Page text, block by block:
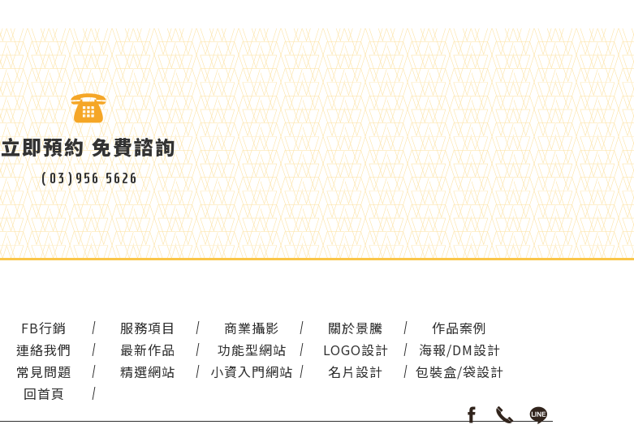
立即預約 免費諮詢
(03)956 5626
FB行銷 服務項目 商業攝影 關於景騰
作品案例
連絡我們
最新作品 功能型網站 LOGO設計
海報/DM設計
常見問題
精選網站 小資入門網站 名片設計
包裝盒/袋設計
回首頁